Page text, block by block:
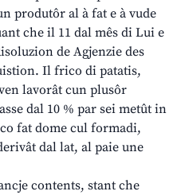
produtôr al à fat e à vude
che il 11 dal mês di Lui e
de Agjenzie des
Il frico di patatis,
lavorât cun plusôr
dal 10 % par sei metût in
fat dome cul formadi,
dal lat, al paie une
contents, stant che